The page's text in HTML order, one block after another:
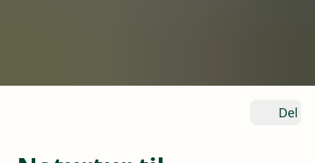
Del